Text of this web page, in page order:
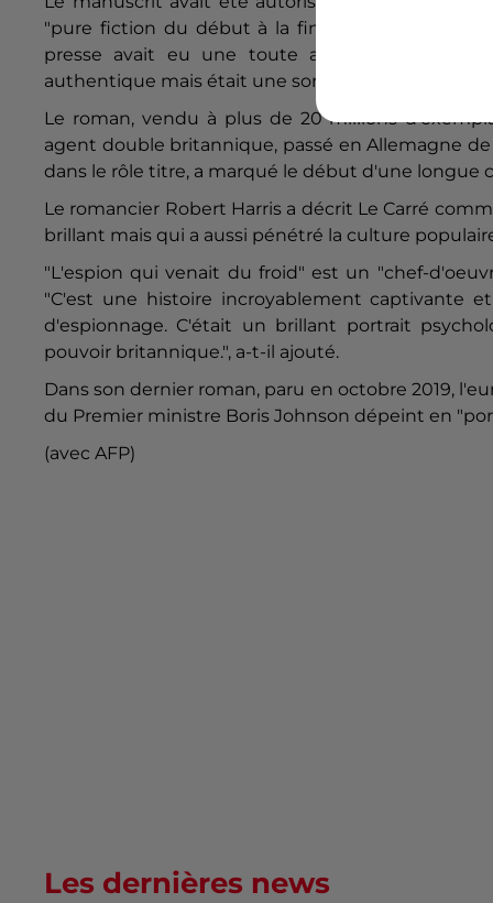
"pure fiction du début à la fin", avait écrit John
presse avait eu une toute autre opinion,
authentique mais était une sorte de message
Le roman, vendu à plus de 20 millions
agent double britannique, passé en Allemagne
dans le rôle titre, a marqué le début d'une longue
Le romancier Robert Harris a décrit Le Carré
brillant mais qui a aussi pénétré la culture
"L'espion qui venait du froid" est un "chef-
"C'est une histoire incroyablement captivante
d'espionnage. C'était un brillant portrait
pouvoir britannique.", a-t-il ajouté.
Dans son dernier roman, paru en octobre 2019,
du Premier ministre Boris Johnson dépeint en
(avec AFP)
Les dernières news